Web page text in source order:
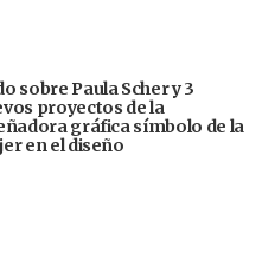
sobre Paula Scher y 3
proyectos de la
gráfica símbolo de la
en el diseño